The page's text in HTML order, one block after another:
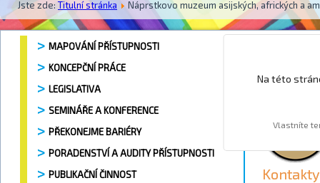
Jste zde: Titulní stránka Náprstkovo muzeum asijských, afrických a
MAPOVÁNÍ PŘÍSTUPNOSTI
KONCEPČNÍ PRÁCE
LEGISLATIVA
SEMINÁŘE A KONFERENCE
PŘEKONEJME BARIÉRY
PORADENSTVÍ A AUDITY PŘÍSTUPNOSTI
PUBLIKAČNÍ ČINNOST
Na
Kontakty
Na této
Vlastníte